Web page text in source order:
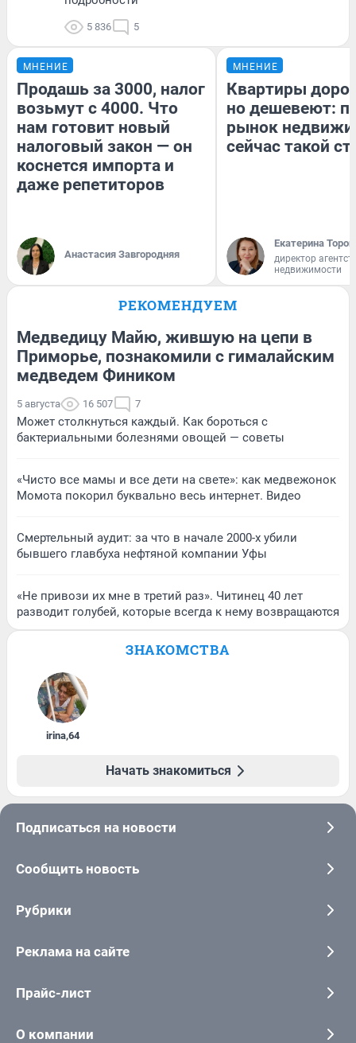
5 836 5
МНЕНИЕ
Продашь за 3000, налог
возьмут с 4000. Что
нам готовит новый
налоговый закон — он
коснется импорта и
даже репетиторов
Анастасия Завгородняя
МНЕНИЕ
Квартиры
но дешевеют:
рынок
сейчас такой
Екатерина
директор
недвижимости
РЕКОМЕНДУЕМ
Медведицу Майю, жившую на цепи в
Приморье, познакомили с гималайским
медведем Фиником
5 августа 16 507 7
Может столкнуться каждый. Как бороться с
бактериальными болезнями овощей — советы
«Чисто все мамы и все дети на свете»: как медвежонок
Момота покорил буквально весь интернет. Видео
Смертельный аудит: за что в начале 2000-х убили
бывшего главбуха нефтяной компании Уфы
«Не привози их мне в третий раз». Читинец 40 лет
разводит голубей, которые всегда к нему возвращаются
ЗНАКОМСТВА
irina,64
Начать знакомиться
Подписаться на новости
Сообщить новость
Рубрики
Реклама на сайте
Прайс-лист
О компании